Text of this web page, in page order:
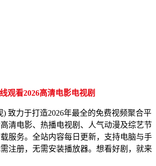
观看2026高清电影电视剧
) 致力于打造2026年最全的免费视频聚合平
清电影、热播电视剧、人气动漫及综艺节
服务。全站内容每日更新，支持电脑与手
注册，无需安装播放器。想看好剧，就来